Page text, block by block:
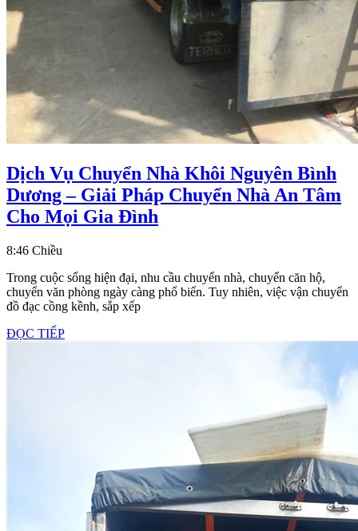
Dịch Vụ Chuyển Nhà Khôi Nguyên Bình
Dương – Giải Pháp Chuyển Nhà An Tâm
Cho Mọi Gia Đình
Nhà
Khôi
Bình
Pháp
Chuyển
Nhà
An
Tâm
8:46 Chiều
Trong cuộc sống hiện đại, nhu cầu chuyển nhà, chuyển căn hộ,
chuyển văn phòng ngày càng phổ biến. Tuy nhiên, việc vận chuyển
đồ đạc cồng kềnh, sắp xếp
ĐỌC TIẾPĐỌC